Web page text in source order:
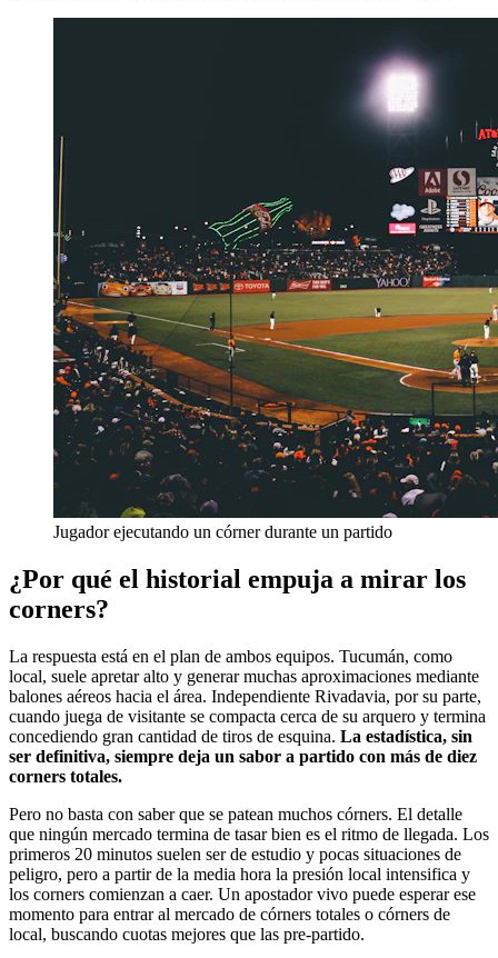
Jugador ejecutando un córner durante un partido
¿Por qué el historial empuja a mirar los
corners?
La respuesta está en el plan de ambos equipos. Tucumán, como
local, suele apretar alto y generar muchas aproximaciones mediante
balones aéreos hacia el área. Independiente Rivadavia, por su parte,
cuando juega de visitante se compacta cerca de su arquero y termina
concediendo gran cantidad de tiros de esquina. La estadística, sin
ser definitiva, siempre deja un sabor a partido con más de diez
corners totales.
Pero no basta con saber que se patean muchos córners. El detalle
que ningún mercado termina de tasar bien es el ritmo de llegada. Los
primeros 20 minutos suelen ser de estudio y pocas situaciones de
peligro, pero a partir de la media hora la presión local intensifica y
los corners comienzan a caer. Un apostador vivo puede esperar ese
momento para entrar al mercado de córners totales o córners de
local, buscando cuotas mejores que las pre-partido.